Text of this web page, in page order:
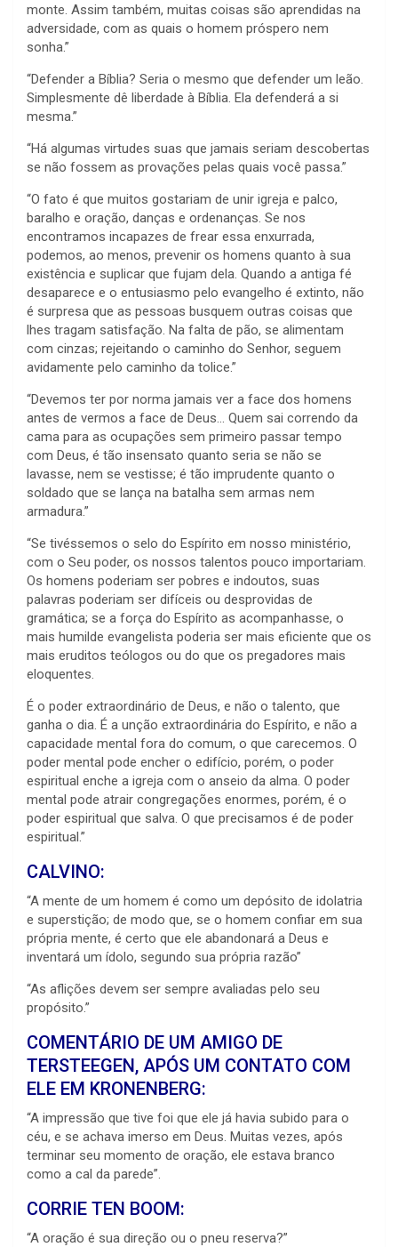
monte. Assim também, muitas coisas são aprendidas na
adversidade, com as quais o homem próspero nem
sonha.”
“Defender a Bíblia? Seria o mesmo que defender um leão.
Simplesmente dê liberdade à Bíblia. Ela defenderá a si
mesma.”
“Há algumas virtudes suas que jamais seriam descobertas
se não fossem as provações pelas quais você passa.”
“O fato é que muitos gostariam de unir igreja e palco,
baralho e oração, danças e ordenanças. Se nos
encontramos incapazes de frear essa enxurrada,
podemos, ao menos, prevenir os homens quanto à sua
existência e suplicar que fujam dela. Quando a antiga fé
desaparece e o entusiasmo pelo evangelho é extinto, não
é surpresa que as pessoas busquem outras coisas que
lhes tragam satisfação. Na falta de pão, se alimentam
com cinzas; rejeitando o caminho do Senhor, seguem
avidamente pelo caminho da tolice.”
“Devemos ter por norma jamais ver a face dos homens
antes de vermos a face de Deus… Quem sai correndo da
cama para as ocupações sem primeiro passar tempo
com Deus, é tão insensato quanto seria se não se
lavasse, nem se vestisse; é tão imprudente quanto o
soldado que se lança na batalha sem armas nem
armadura.”
“Se tivéssemos o selo do Espírito em nosso ministério,
com o Seu poder, os nossos talentos pouco importariam.
Os homens poderiam ser pobres e indoutos, suas
palavras poderiam ser difíceis ou desprovidas de
gramática; se a força do Espírito as acompanhasse, o
mais humilde evangelista poderia ser mais eficiente que os
mais eruditos teólogos ou do que os pregadores mais
eloquentes.
É o poder extraordinário de Deus, e não o talento, que
ganha o dia. É a unção extraordinária do Espírito, e não a
capacidade mental fora do comum, o que carecemos. O
poder mental pode encher o edifício, porém, o poder
espiritual enche a igreja com o anseio da alma. O poder
mental pode atrair congregações enormes, porém, é o
poder espiritual que salva. O que precisamos é de poder
espiritual.”
CALVINO:
“A mente de um homem é como um depósito de idolatria
e superstição; de modo que, se o homem confiar em sua
própria mente, é certo que ele abandonará a Deus e
inventará um ídolo, segundo sua própria razão”
“As aflições devem ser sempre avaliadas pelo seu
propósito.”
COMENTÁRIO DE UM AMIGO DE
TERSTEEGEN, APÓS UM CONTATO COM
ELE EM KRONENBERG:
“A impressão que tive foi que ele já havia subido para o
céu, e se achava imerso em Deus. Muitas vezes, após
terminar seu momento de oração, ele estava branco
como a cal da parede”.
CORRIE TEN BOOM:
“A oração é sua direção ou o pneu reserva?”